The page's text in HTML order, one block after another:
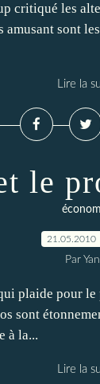
critiqué les
amusant sont
Lire la
le
21.05.2010
Par
plaide pour
sont
à la...
Lire la